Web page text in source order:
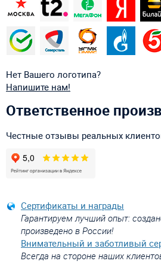
Нет Вашего логотипа?
Напишите нам!
Ответственное
Честные отзывы реальных
Сертификаты и награды
Гарантируем лучший опыт:
произведено в России!
Внимательный и заботливый
Всегда на стороне наших